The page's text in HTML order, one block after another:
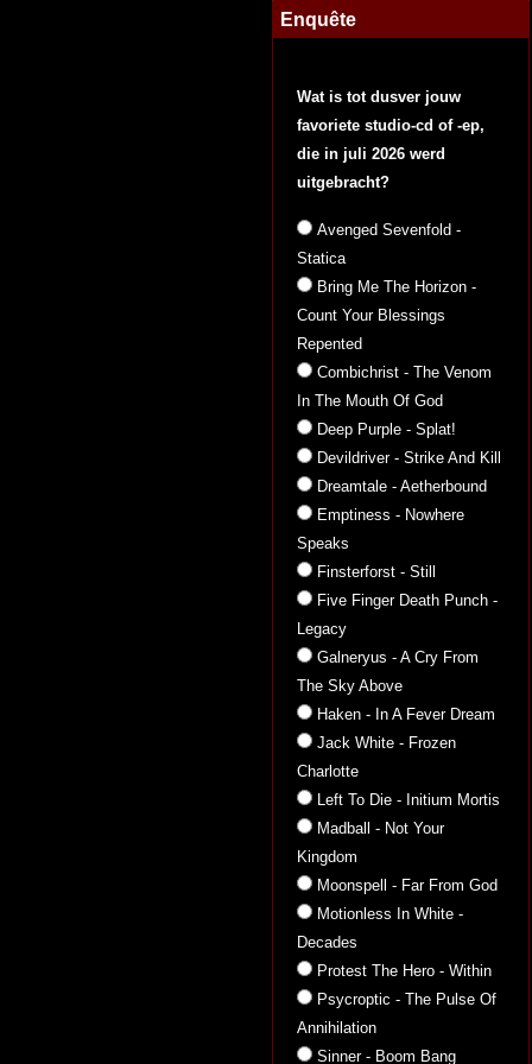
Enquête
Wat is tot dusver jouw
favoriete studio-cd of -ep,
die in juli 2026 werd
uitgebracht?
Avenged Sevenfold -
Statica
Bring Me The Horizon -
Count Your Blessings
Repented
Combichrist - The Venom
In The Mouth Of God
Deep Purple - Splat!
Devildriver - Strike And Kill
Dreamtale - Aetherbound
Emptiness - Nowhere
Speaks
Finsterforst - Still
Five Finger Death Punch -
Legacy
Galneryus - A Cry From
The Sky Above
Haken - In A Fever Dream
Jack White - Frozen
Charlotte
Left To Die - Initium Mortis
Madball - Not Your
Kingdom
Moonspell - Far From God
Motionless In White -
Decades
Protest The Hero - Within
Psycroptic - The Pulse Of
Annihilation
Sinner - Boom Bang